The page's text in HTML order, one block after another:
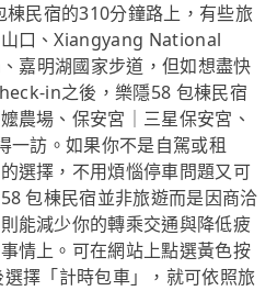
民宿的310分鐘路上，有些旅
口、Xiangyang National
嘉明湖國家步道，但如想盡快
in之後，樂隱58 包棟民宿
農場、保安宮｜三星保安宮、
一訪。如果你不是自駕或租
選擇，不用煩惱停車問題又可
包棟民宿並非旅遊而是因商洽
能減少你的轉乘交通與降低疲
情上。可在網站上點選黃色按
擇「計時包車」，就可依照旅